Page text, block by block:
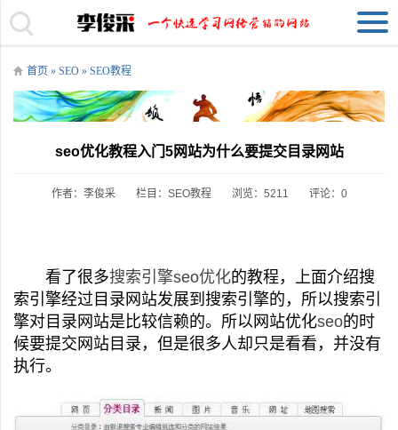
首页 » SEO » SEO教程
seo优化教程入门5网站为什么要提交目录网站
作者：李俊采 栏目： SEO教程 浏览：5211 评论：0
看了很多搜索引擎seo优化的教程，上面介绍搜
索引擎经过目录网站发展到搜索引擎的，所以搜索引
擎对目录网站是比较信赖的。所以网站优化seo的时
候要提交网站目录，但是很多人却只是看看，并没有
执行。